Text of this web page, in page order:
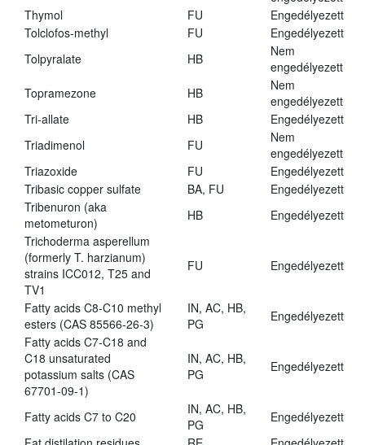
Thymol
FU
Engedélyezett
Tolclofos-methyl
FU
Engedélyezett
Tolpyralate
HB
Nem
engedélyezett
Topramezone
HB
Nem
engedélyezett
Tri-allate
HB
Engedélyezett
Triadimenol
FU
Nem
engedélyezett
Triazoxide
FU
Engedélyezett
Tribasic copper sulfate
BA, FU
Engedélyezett
Tribenuron (aka
metometuron)
HB
Engedélyezett
Trichoderma asperellum
(formerly T. harzianum)
strains ICC012, T25 and
TV1
FU Engedélyezett
Fatty acids C8-C10 methyl
esters (CAS 85566-26-3)
IN, AC, HB,
PG
Engedélyezett
Fatty acids C7-C18 and
C18 unsaturated
potassium salts (CAS
67701-09-1)
IN, AC, HB,
PG
Engedélyezett
Fatty acids C7 to C20
IN, AC, HB,
PG
Engedélyezett